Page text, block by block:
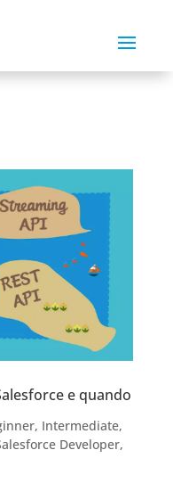
e quando
, Intermediate,
Developer,